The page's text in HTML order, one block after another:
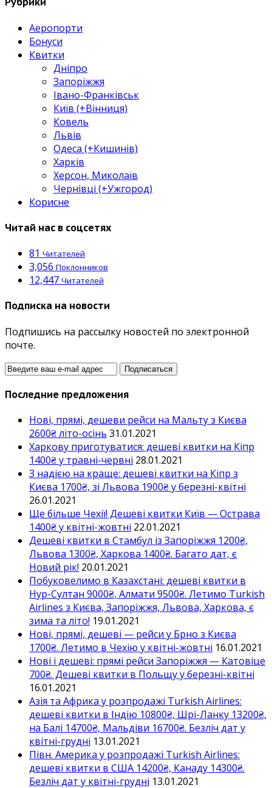
Аеропорти
Бонуси
Квитки
Дніпро
Запоріжжя
Івано-Франківськ
Київ (+Вінниця)
Ковель
Львів
Одеса (+Кишинів)
Харків
Херсон, Миколаїв
Чернівці (+Ужгород)
Корисне
Читай нас в соцсетях
81 Читателей
3,056 Поклонников
12,447 Читателей
Подписка на новости
Подпишись на рассылку новостей по электронной
почте.
Последние предложения
Нові, прямі, дешеви рейси на Мальту з Києва
2600₴ літо-осінь 31.01.2021
Харкову приготуватися: дешеві квитки на Кіпр
1400₴ у травні-червні 28.01.2021
З надією на краще: дешеві квитки на Кіпр з
Києва 1700₴, зі Львова 1900₴ у березні-квітні
26.01.2021
Ще більше Чехії! Дешеві квитки Київ — Острава
1400₴ у квітні-жовтні 22.01.2021
Дешеві квитки в Стамбул із Запоріжжя 1200₴,
Львова 1300₴, Харкова 1400₴. Багато дат, є
Новий рік! 20.01.2021
Побуковелимо в Казахстані: дешеві квитки в
Нур-Султан 9000₴, Алмати 9500₴. Летимо Turkish
Airlines з Києва, Запоріжжя, Львова, Харкова, є
зима та літо! 19.01.2021
Нові, прямі, дешеві — рейси у Брно з Києва
1700₴. Летимо в Чехію у квітні-жовтні 16.01.2021
Нові і дешеві: прямі рейси Запоріжжя — Катовіце
700₴. Дешеві квитки в Польщу у березні-квітні
16.01.2021
Азія та Африка у розпродажі Turkish Airlines:
дешеві квитки в Індію 10800₴, Шрі-Ланку 13200₴,
на Балі 14700₴, Мальдіви 16700₴. Безліч дат у
квітні-грудні 13.01.2021
Півн. Америка у розпродажі Turkish Airlines:
дешеві квитки в США 14200₴, Канаду 14300₴.
Безліч дат у квітні-грудні 13.01.2021